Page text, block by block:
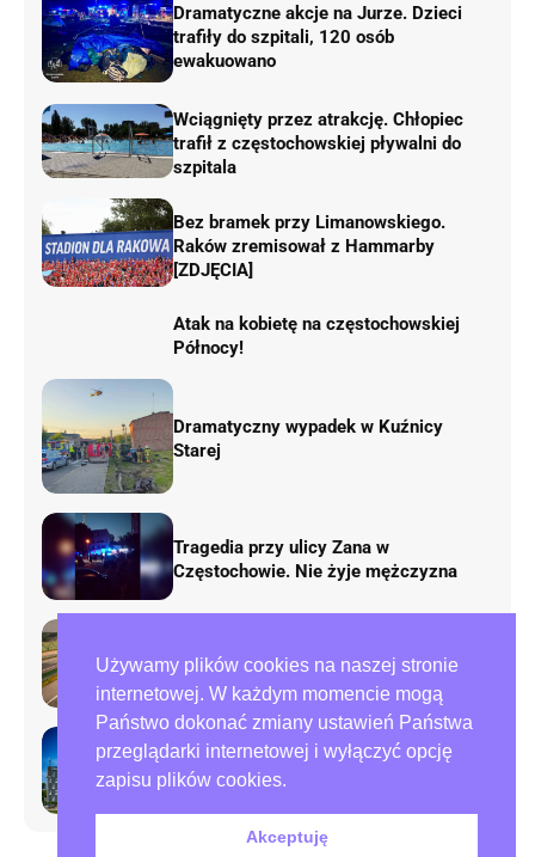
Używamy plików cookies na naszej stronie
internetowej. W każdym momencie mogą
Państwo dokonać zmiany ustawień Państwa
przeglądarki internetowej i wyłączyć opcję
zapisu plików cookies.
Akceptuję
Dramatyczne akcje na Jurze. Dzieci
trafiły do szpitali, 120 osób
ewakuowano
Wciągnięty przez atrakcję. Chłopiec
trafił z częstochowskiej pływalni do
szpitala
Bez bramek przy Limanowskiego.
Raków zremisował z Hammarby
[ZDJĘCIA]
Atak na kobietę na częstochowskiej
Północy!
Dramatyczny wypadek w Kuźnicy
Starej
Tragedia przy ulicy Zana w
Częstochowie. Nie żyje mężczyzna
autostradzie A1. Będą duże zmiany w
ruchu
Preparowanie kart w referendum.
Zawiadomienia do policji i ABW